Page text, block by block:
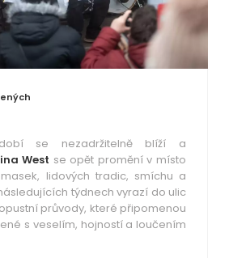
se nezadržitelně blíží a
West se opět promění v místo
lidových tradic, smíchu a
týdnech vyrazí do ulic
průvody, které připomenou
s veselím, hojností a loučením